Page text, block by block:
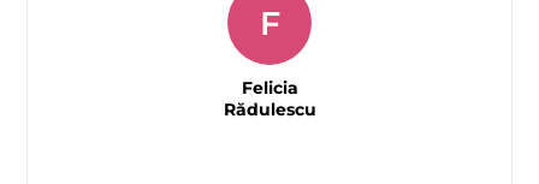
F
Felicia
Rădulescu